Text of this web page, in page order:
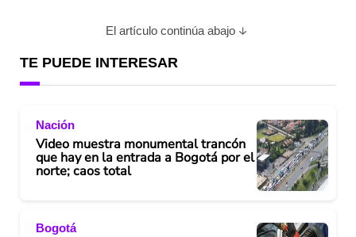
El artículo continúa abajo
TE PUEDE INTERESAR
Nación
Video muestra monumental trancón
que hay en la entrada a Bogotá por el
norte; caos total
Bogotá